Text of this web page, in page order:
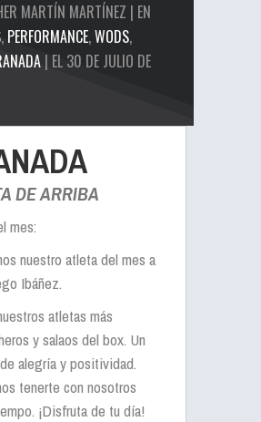
MARTÍN MARTÍNEZ | EN
, PERFORMANCE,WODS,
| EL 30 DE JULIO DE
DE ARRIBA
mes:
nuestro atleta del mes a
Ibáñez.
atletas más
y salaos del box. Un
alegría y positividad.
tenerte con nosotros
¡Disfruta de tu día!